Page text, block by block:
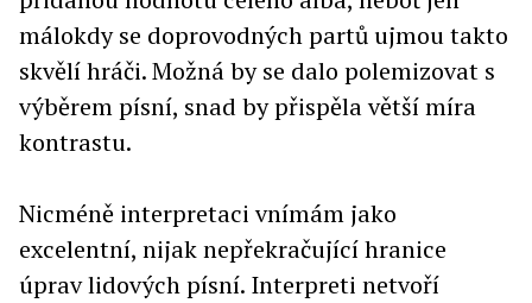
málokdy se doprovodných partů ujmou takto
skvělí hráči. Možná by se dalo polemizovat s
výběrem písní, snad by přispěla větší míra
kontrastu.
Nicméně interpretaci vnímám jako
excelentní, nijak nepřekračující hranice
úprav lidových písní. Interpreti netvoří